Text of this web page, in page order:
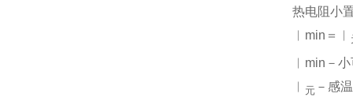
热电阻小
︱min＝︱
︱min－
︱ 元 －感